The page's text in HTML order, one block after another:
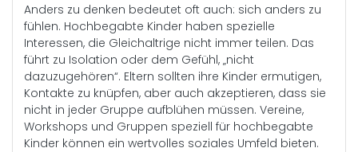
Anders zu denken bedeutet oft auch: sich anders zu
fühlen. Hochbegabte Kinder haben spezielle
Interessen, die Gleichaltrige nicht immer teilen. Das
führt zu Isolation oder dem Gefühl, „nicht
dazuzugehören“. Eltern sollten ihre Kinder ermutigen,
Kontakte zu knüpfen, aber auch akzeptieren, dass sie
nicht in jeder Gruppe aufblühen müssen. Vereine,
Workshops und Gruppen speziell für hochbegabte
Kinder können ein wertvolles soziales Umfeld bieten.